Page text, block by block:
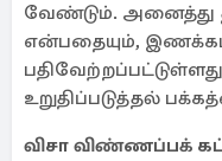
வேண்டும். அனைத்து
என்பதையும்,
உறுதிப்படுத்தல்
விசா விண்ணப்பக்